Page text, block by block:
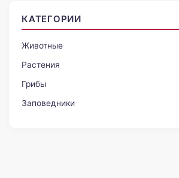
КАТЕГОРИИ
Животные
Растения
Грибы
Заповедники